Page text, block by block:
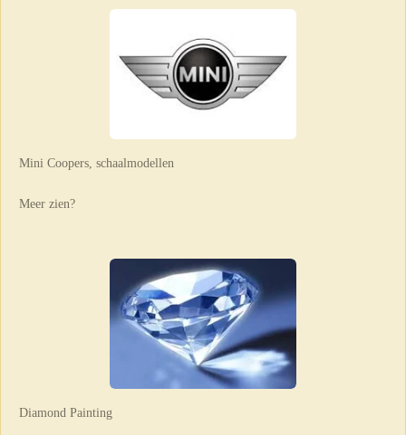
Mini Coopers, schaalmodellen
Meer zien?
Diamond Painting